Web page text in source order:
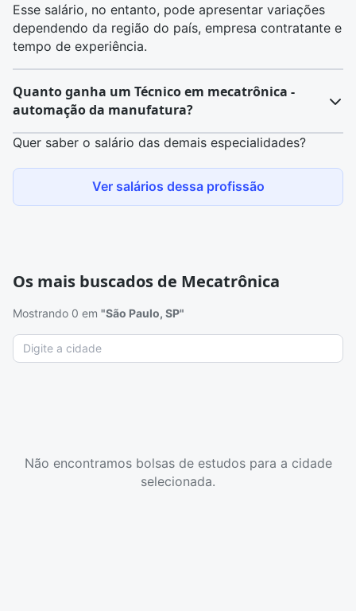
Esse salário, no entanto, pode apresentar variações
dependendo da região do país, empresa contratante e
tempo de experiência.
Quanto ganha um Técnico em mecatrônica -
automação da manufatura?
O Técnico em mecatrônica - automação da
manufatura ganha no Brasil, em média, R$ 6.459,85,
segundo dados do Cadastro Geral de Empregados e
Desempregados (Caged). Esse salário, no entanto,
Quer saber o salário das demais especialidades?
Ver salários dessa profissão
Os mais buscados de Mecatrônica
Mostrando 0 em "São Paulo, SP"
Não encontramos bolsas de estudos para a cidade
selecionada.